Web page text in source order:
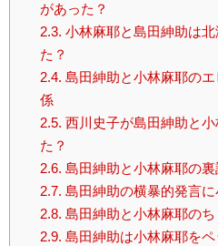
があった？
2.3. 小林麻耶と島田紳助は
た？
2.4. 島田紳助と小林麻耶の
係
2.5. 西川史子が島田紳助と
た？
2.6. 島田紳助と小林麻耶の
2.7. 島田紳助の横暴的発言に
2.8. 島田紳助と小林麻耶の
2.9. 島田紳助は小林麻耶を